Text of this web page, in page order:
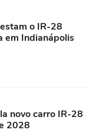
o IR-28
em Indianápolis
novo carro IR-28
2028